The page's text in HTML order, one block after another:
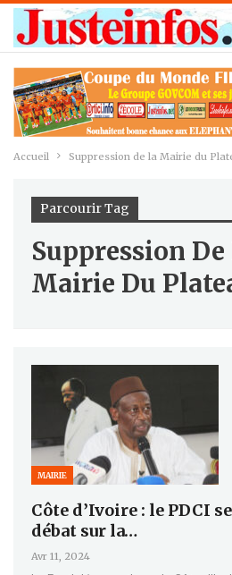
Accueil Suppression de la Mairie du
Parcourir Tag
Suppression De
Mairie Du
MAIRIE
Côte d’Ivoire : le PDCI
débat sur la…
Avr 11, 2024